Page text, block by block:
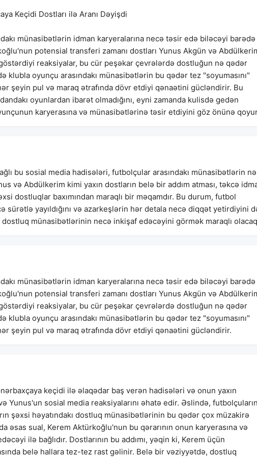
Keçidi Dostları ilə Aranı Dəyişdi
münasibətlərin idman karyeralarına necə təsir edə biləcəyi barədə
potensial transferi zamanı dostları Yunus Akgün və
reaksiyalar, bu cür peşəkar çevrələrdə dostluğun nə qədər
klubla oyunçu arasındakı münasibətlərin bu qədər tez "soyumasını"
şeyin pul və maraq ətrafında dövr etdiyi qənaətini gücləndirir. Bu
oyunlardan ibarət olmadığını, eyni zamanda kulisdə gedən
karyerasına və münasibətlərinə təsir etdiyini göz önünə
bu sosial media hadisələri, futbolçular arasındakı münasibətlərin nə
və Abdülkerim kimi yaxın dostların belə bir addım atması, təkcə
dostluqlar baxımından maraqlı bir məqamdır. Bu durum, futbol
sürətlə yayıldığını və azarkeşlərin hər detala necə diqqət yetirdiyini
münasibətlərinin necə inkişaf edəcəyini görmək maraqlı
münasibətlərin idman karyeralarına necə təsir edə biləcəyi barədə
potensial transferi zamanı dostları Yunus Akgün və
reaksiyalar, bu cür peşəkar çevrələrdə dostluğun nə qədər
klubla oyunçu arasındakı münasibətlərin bu qədər tez "soyumasını"
şeyin pul və maraq ətrafında dövr etdiyi qənaətini gücləndirir.
keçidi ilə əlaqədar baş verən hadisələri və onun yaxın
Yunus'un sosial media reaksiyalarını əhatə edir. Əslində,
şəxsi həyatındakı dostluq münasibətlərinin bu qədər çox müzakirə
əsas sual, Kerem Aktürkoğlu'nun bu qərarının onun karyerasına və
ilə bağlıdır. Dostlarının bu addımı, yəqin ki, Kerem üçün
belə hallara tez-tez rast gəlinir. Belə bir vəziyyətdə, dostluq